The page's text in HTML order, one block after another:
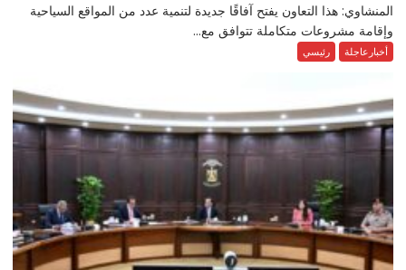
المنشاوي: هذا التعاون يفتح آفاقًا جديدة لتنمية عدد من المواقع السياحية
وإقامة مشروعات متكاملة تتوافق مع...
أخبارعاجلة رئيسي